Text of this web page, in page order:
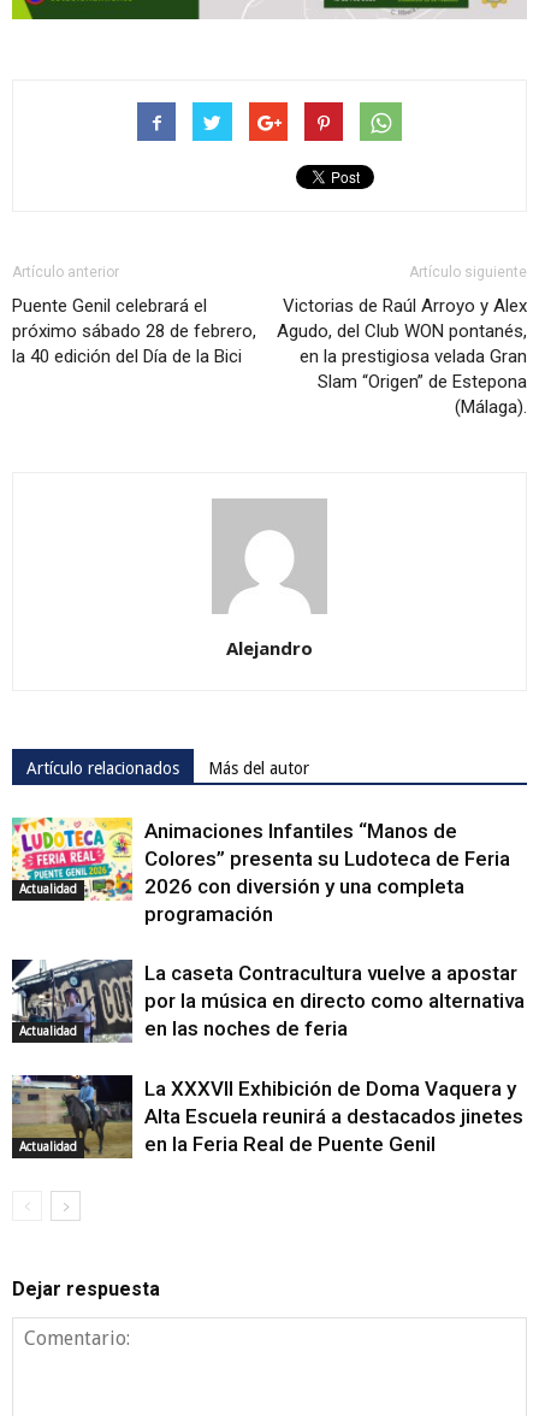
Artículo anterior
Puente Genil celebrará el
próximo sábado 28 de febrero,
la 40 edición del Día de la Bici
Artículo siguiente
Victorias de Raúl Arroyo y Alex
Agudo, del Club WON pontanés,
en la prestigiosa velada Gran
Slam “Origen” de Estepona
(Málaga).
Alejandro
Artículo relacionados Más del autor
Actualidad
Animaciones Infantiles “Manos de
Colores” presenta su Ludoteca de Feria
2026 con diversión y una completa
programación
Actualidad
La caseta Contracultura vuelve a apostar
por la música en directo como alternativa
en las noches de feria
Actualidad
La XXXVII Exhibición de Doma Vaquera y
Alta Escuela reunirá a destacados jinetes
en la Feria Real de Puente Genil
Dejar respuesta